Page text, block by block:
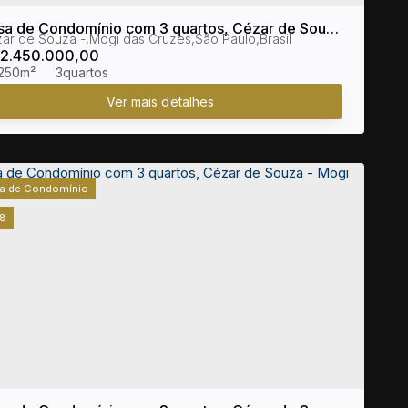
de Condomínio com 3 quartos, Cézar de Souza
das Cruzes
2.450.000,00
de Souza ,Mogi das Cruzes,São Paulo,Brasil
3
de Condomínio